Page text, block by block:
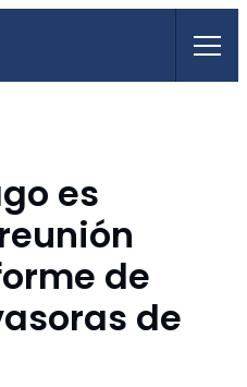
es
de
de